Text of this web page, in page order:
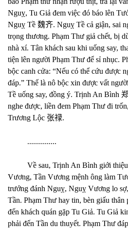
Nguỵ, Tu Giả đem việc đó báo lên
Nguỵ Tề 魏齐. Nguỵ Tề cả giận, sai
trọng thương. Phạm Thư giả chết, bị
nhà xí. Tân khách sau khi uống say,
tiện lên người Phạm Thư để sỉ nhục.
bộc canh cửa: “Nếu có thể cứu được
đáp.” Thế là nô bộc xin được vất
Tề uống say, đồng ý. Trịnh An Bình
nghe được, liền đem Phạm Thư đi
Trương Lộc 张禄.
...............
Về sau, Trịnh An Bình giới thiệu
Vương, Tần Vương mệnh ông làm
trướng đánh Nguỵ, Nguỵ Vương lo
Tần. Phạm Thư hay tin, bèn giấu thân
đến khách quán gặp Tu Giả. Tu Giả
phải đến Tần du thuyết. Phạm Thư